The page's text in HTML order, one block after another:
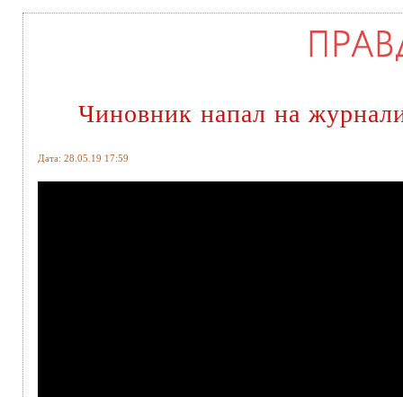
Чиновник напал на
Дата: 28.05.19 17:59